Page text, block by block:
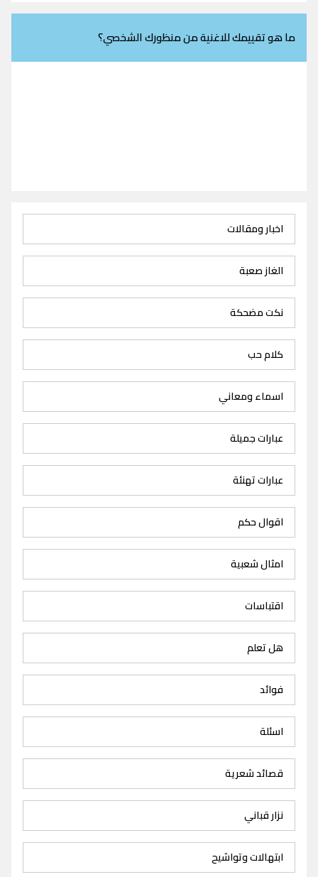
ما هو تقييمك للاغنية من منظورك الشخصي؟
اخبار ومقالات
الغاز صعبة
نكت مضحكة
كلام حب
اسماء ومعاني
عبارات جميلة
عبارات تهنئة
اقوال حكم
امثال شعبية
اقتباسات
هل تعلم
فوائد
اسئلة
قصائد شعرية
نزار قباني
ابتهالات وتواشيح